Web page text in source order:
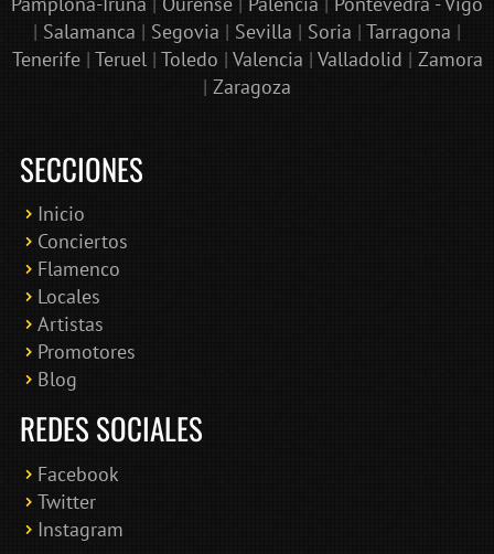
| Salamanca | Segovia | Sevilla | Soria | Tarragona |
Tenerife| Teruel | Toledo | Valencia | Valladolid | Zamora
| Zaragoza
SECCIONES
Inicio
Conciertos
Flamenco
Locales
Artistas
Promotores
Blog
REDES SOCIALES
Facebook
Twitter
Instagram